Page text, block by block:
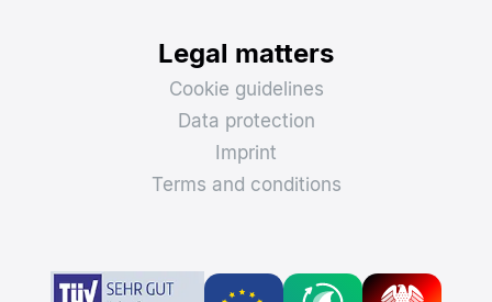
Legal matters
Cookie guidelines
Data protection
Imprint
Terms and conditions